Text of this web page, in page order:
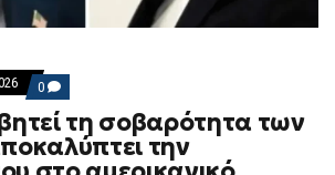
0 COMMENTS
ON
ΙΡΆΝ:
ΑΜΦΙΣΒΗΤΕΊ
ΤΗ
ΣΟΒΑΡΌΤΗΤΑ
τη σοβαρότητα των
την